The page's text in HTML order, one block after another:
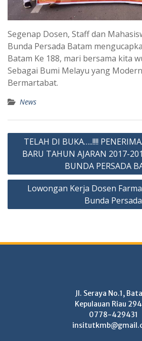
Segenap Dosen, Staff dan
Bunda Persada Batam
Batam Ke 188, mari bersama kita
Sebagai Bumi Melayu yang
Bermartabat.
News
Post
navigation
TELAH DI BUKA…..!!!!
BARU TAHUN AJARAN 2017-
BUNDA PERSADA
Lowongan Kerja Dosen
Bunda Persada
Jl. Seraya No.1,
Kepulauan Riau
0778-429431